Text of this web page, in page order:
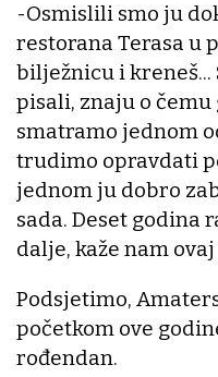
-Osmislili smo ju
restorana Terasa u
bilježnicu i kreneš...
pisali, znaju o
smatramo jednom
trudimo opravdati
jednom ju dobro
sada. Deset godina
dalje, kaže nam
Podsjetimo,
početkom ove
rođendan.